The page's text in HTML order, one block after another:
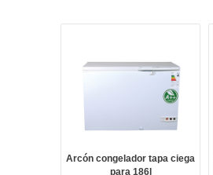
Arcón congelador tapa ciega
para 186l